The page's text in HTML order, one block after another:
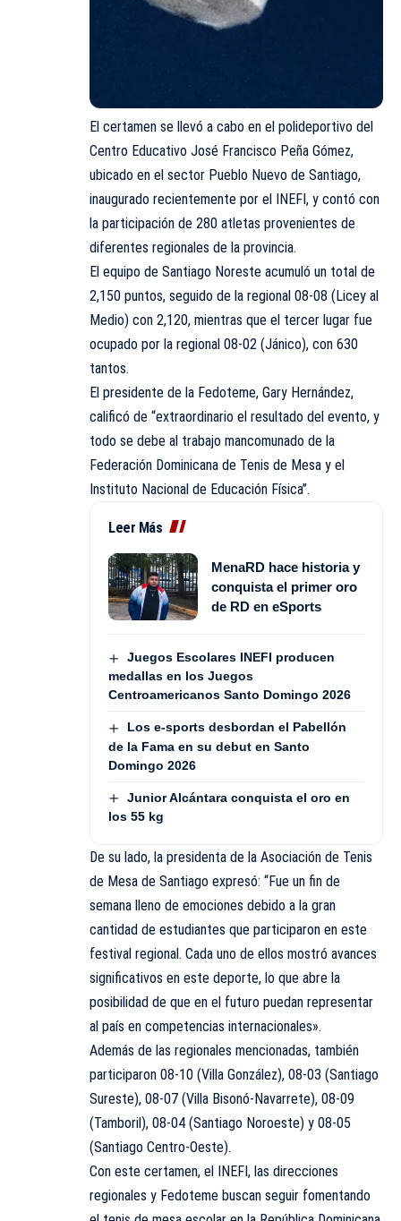
El certamen se llevó a cabo en el polideportivo del
Centro Educativo José Francisco Peña Gómez,
ubicado en el sector Pueblo Nuevo de Santiago,
inaugurado recientemente por el INEFI, y contó con
la participación de 280 atletas provenientes de
diferentes regionales de la provincia.
El equipo de Santiago Noreste acumuló un total de
2,150 puntos, seguido de la regional 08-08 (Licey al
Medio) con 2,120, mientras que el tercer lugar fue
ocupado por la regional 08-02 (Jánico), con 630
tantos.
El presidente de la Fedoteme, Gary Hernández,
calificó de “extraordinario el resultado del evento, y
todo se debe al trabajo mancomunado de la
Federación Dominicana de Tenis de Mesa y el
Instituto Nacional de Educación Física”.
Leer Más
MenaRD hace historia y
conquista el primer oro
de RD en eSports
Juegos Escolares INEFI producen
medallas en los Juegos
Centroamericanos Santo Domingo 2026
Los e-sports desbordan el Pabellón
de la Fama en su debut en Santo
Domingo 2026
Junior Alcántara conquista el oro en
los 55 kg
De su lado, la presidenta de la Asociación de Tenis
de Mesa de Santiago expresó: “Fue un fin de
semana lleno de emociones debido a la gran
cantidad de estudiantes que participaron en este
festival regional. Cada uno de ellos mostró avances
significativos en este deporte, lo que abre la
posibilidad de que en el futuro puedan representar
al país en competencias internacionales».
Además de las regionales mencionadas, también
participaron 08-10 (Villa González), 08-03 (Santiago
Sureste), 08-07 (Villa Bisonó-Navarrete), 08-09
(Tamboril), 08-04 (Santiago Noroeste) y 08-05
(Santiago Centro-Oeste).
Con este certamen, el INEFI, las direcciones
regionales y Fedoteme buscan seguir fomentando